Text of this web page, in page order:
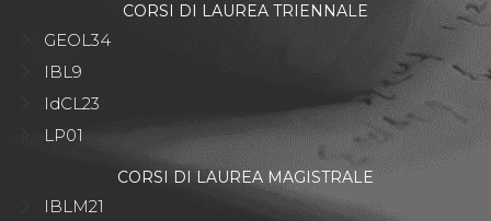
CORSI DI LAUREA TRIENNALE
GEOL34
IBL9
IdCL23
LP01
CORSI DI LAUREA MAGISTRALE
IBLM21